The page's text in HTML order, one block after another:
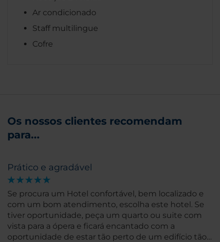
Ar condicionado
Staff multilingue
Cofre
Os nossos clientes recomendam
para...
Prático e agradável
Se procura um Hotel confortável, bem localizado e
com um bom atendimento, escolha este hotel. Se
tiver oportunidade, peça um quarto ou suite com
vista para a ópera e ficará encantado com a
oportunidade de estar tão perto de um edifício tão